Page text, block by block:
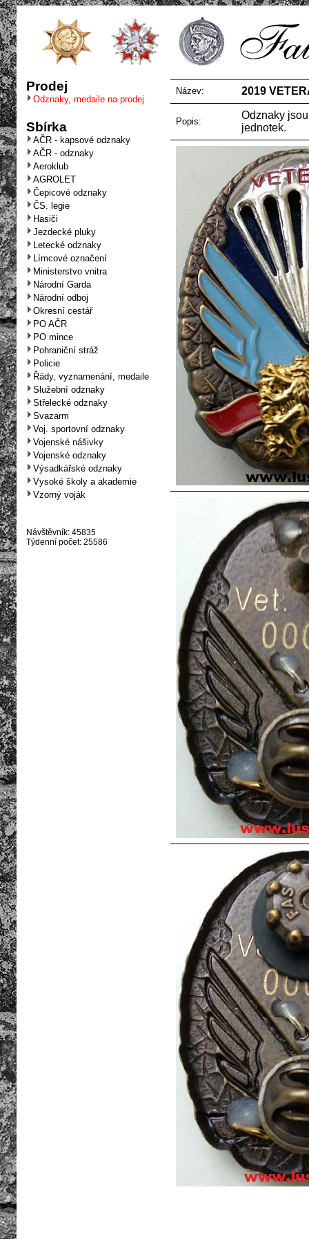
Prodej
Odznaky, medaile na prodej
Sbírka
AČR - kapsové odznaky
AČR - odznaky
Aeroklub
AGROLET
Čepicové odznaky
ČS. legie
Hasiči
Jezdecké pluky
Letecké odznaky
Límcové označení
Ministerstvo vnitra
Národní Garda
Národní odboj
Okresní cestář
PO AČR
PO mince
Pohraniční stráž
Policie
Řády, vyznamenání, medaile
Služební odznaky
Střelecké odznaky
Svazarm
Voj. sportovní odznaky
Vojenské nášivky
Vojenské odznaky
Výsadkářské odznaky
Vysoké školy a akademie
Vzorný voják
Návštěvník: 45835
Týdenní počet: 25586
Název: 2019
Popis:
Odznaky
jednotek.